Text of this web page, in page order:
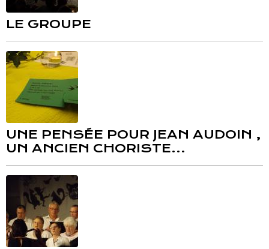
LE GROUPE
UNE PENSÉE POUR JEAN AUDOIN ,
UN ANCIEN CHORISTE...